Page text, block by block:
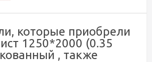
которые приобрели
1250*2000 (0.35
, также